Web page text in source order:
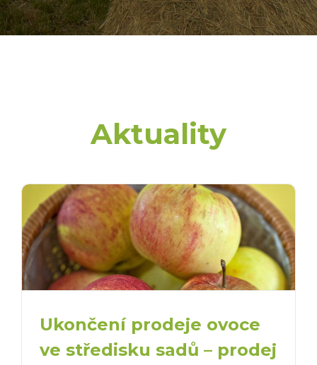
Aktuality
Ukončení prodeje ovoce
ve středisku sadů – prodej